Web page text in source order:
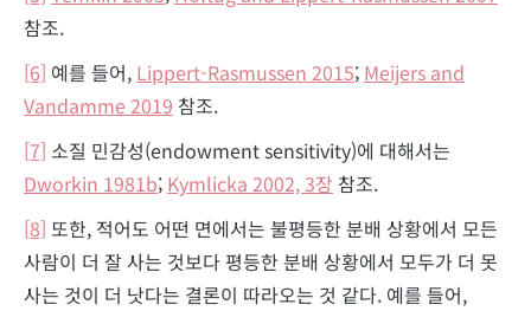
참조.
[6] 예를 들어, Lippert-Rasmussen 2015; Meijers and
Vandamme 2019 참조.
[7] 소질 민감성(endowment sensitivity)에 대해서는
Dworkin 1981b; Kymlicka 2002, 3장 참조.
[8] 또한, 적어도 어떤 면에서는 불평등한 분배 상황에서 모든
사람이 더 잘 사는 것보다 평등한 분배 상황에서 모두가 더 못
사는 것이 더 낫다는 결론이 따라오는 것 같다. 예를 들어,